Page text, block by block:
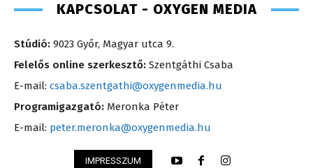
KAPCSOLAT - OXYGEN MEDIA
Stúdió: 9023 Győr, Magyar utca 9.
Felelős online szerkesztő: Szentgáthi Csaba
E-mail: csaba.szentgathi@oxygenmedia.hu
Programigazgató: Meronka Péter
E-mail: peter.meronka@oxygenmedia.hu
IMPRESSZUM